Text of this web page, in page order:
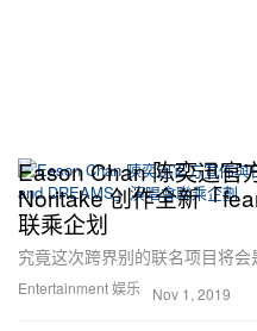
Entertainment 娱乐
Eason Chan 陈奕迅官
Noritake 创作全新「
联乘企划
究竟这次跨界别的联名项目将会
Nov 1, 2019